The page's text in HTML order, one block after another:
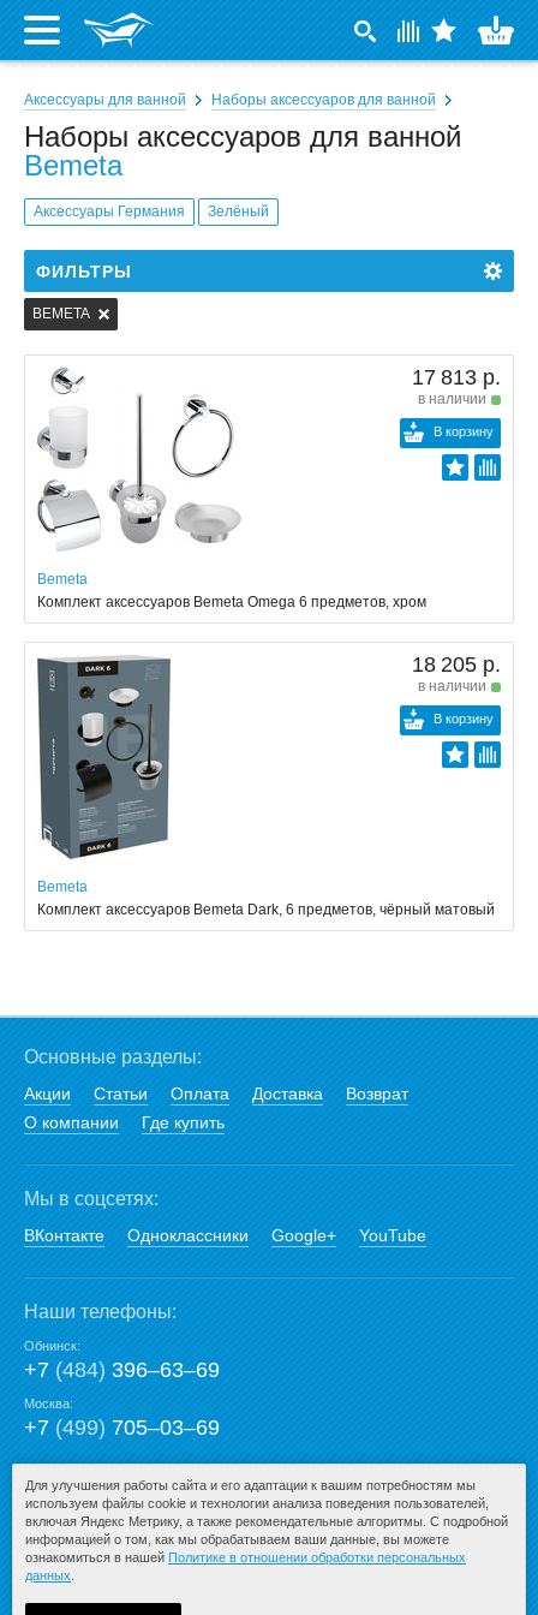
Аксессуары для ванной Наборы аксессуаров для ванной
Наборы аксессуаров для ванной
Bemeta
Аксессуары Германия Зелёный
ФИЛЬТРЫ
BEMETA
17 813 р.
в наличии
В корзину
Bemeta
Комплект аксессуаров Bemeta Omega 6 предметов, хром
18 205 р.
в наличии
В корзину
Bemeta
Комплект аксессуаров Bemeta Dark, 6 предметов, чёрный матовый
Основные разделы:
Акции Статьи Оплата Доставка
Возврат
О компании
Где купить
Мы в соцсетях:
ВКонтакте Одноклассники Google+ YouTube
Наши телефоны:
Обнинск:
+7(484)396‒63‒69
Москва:
+7(499)705‒03‒69
E-mail:
mail@san-premium.ru
Для улучшения работы сайта и его адаптации к вашим потребностям мы
используем файлы cookie и технологии анализа поведения пользователей,
включая Яндекс Метрику, а также рекомендательные алгоритмы. С подробной
информацией о том, как мы обрабатываем ваши данные, вы можете
ознакомиться в нашей Политике в отношении обработки персональных
данных